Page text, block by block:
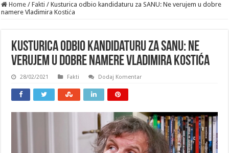
Home / Fakti / Kusturica odbio kandidaturu za SANU: Ne verujem u dobre
namere Vladimira Kostića
Kusturica odbio kandidaturu za SANU: Ne
verujem u dobre namere Vladimira Kostića
28/02/2021 Fakti Dodaj Komentar